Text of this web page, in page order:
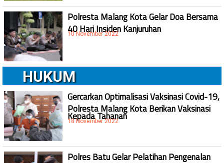
Polresta Malang Kota Gelar Doa Bersama
40 Hari Insiden Kanjuruhan
10 November 2022
HUKUM
Gercarkan Optimalisasi Vaksinasi Covid-19,
Polresta Malang Kota Berikan Vaksinasi
Kepada Tahanan
18 November 2022
Polres Batu Gelar Pelatihan Pengenalan